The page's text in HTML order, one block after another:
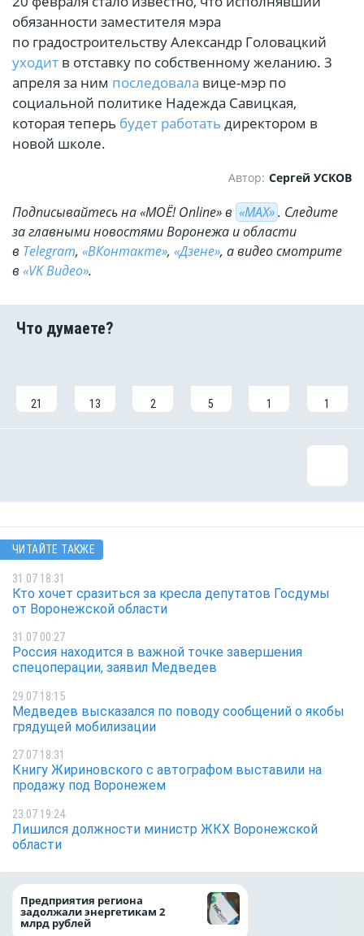
обязанности заместителя мэра
по градостроительству Александр Головацкий
уходит в отставку по собственному желанию. 3
апреля за ним последовала вице-мэр по
социальной политике Надежда Савицкая,
которая теперь будет работать директором в
новой школе.
Автор: Сергей УСКОВ
Подписывайтесь на «МОЁ! Online» в «МАХ». Cледите
за главными новостями Воронежа и области
в Telegram, «ВКонтакте», «Дзене», а видео смотрите
в «VK Видео».
21 13 2 5 1 1
ЧИТАЙТЕ ТАКЖЕ
31.07 18:31
Кто хочет сразиться за кресла депутатов Госдумы
от Воронежской области
31.07 00:27
Россия находится в важной точке завершения
спецоперации, заявил Медведев
29.07 18:15
Медведев высказался по поводу сообщений о якобы
грядущей мобилизации
27.07 18:31
Книгу Жириновского с автографом выставили на
продажу под Воронежем
23.07 19:24
Лишился должности министр ЖКХ Воронежской
области
Предприятия региона
задолжали энергетикам 2
млрд рублей